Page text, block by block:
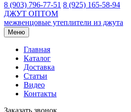
8 (903) 796-77-51 8 (925) 165-58-94
ДЖУТ ОПТОМ
межвенцовые утеплители из джута
Меню
Главная
Каталог
Доставка
Статьи
Видео
Контакты
Заказать звонок